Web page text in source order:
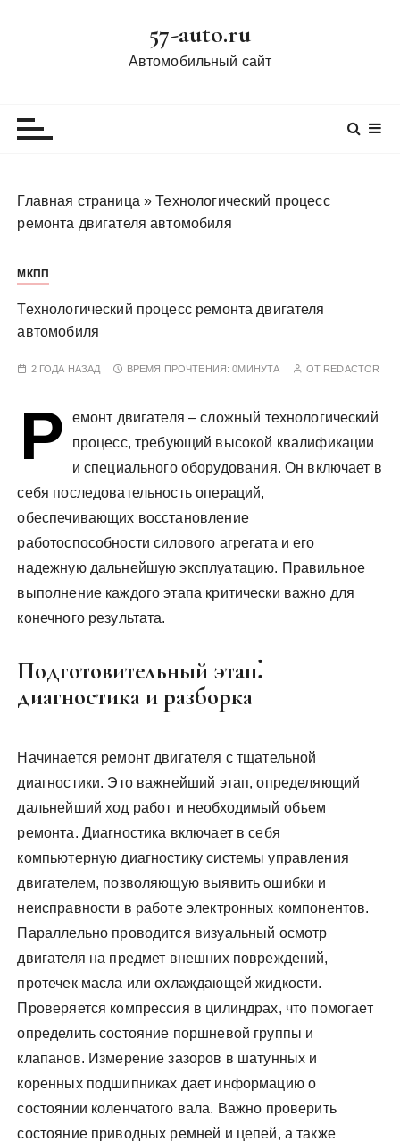
57-auto.ru
Автомобильный сайт
Главная страница »Технологический процесс
ремонта двигателя автомобиля
МКПП
Технологический процесс ремонта двигателя
автомобиля
2 ГОДА НАЗАД ВРЕМЯ ПРОЧТЕНИЯ:0МИНУТА ОТ REDACTOR
Р
емонт двигателя – сложный технологический
процесс, требующий высокой квалификации
и специального оборудования. Он включает в
себя последовательность операций,
обеспечивающих восстановление
работоспособности силового агрегата и его
надежную дальнейшую эксплуатацию. Правильное
выполнение каждого этапа критически важно для
конечного результата.
Подготовительный этап⁚
диагностика и разборка
Начинается ремонт двигателя с тщательной
диагностики. Это важнейший этап, определяющий
дальнейший ход работ и необходимый объем
ремонта. Диагностика включает в себя
компьютерную диагностику системы управления
двигателем, позволяющую выявить ошибки и
неисправности в работе электронных компонентов.
Параллельно проводится визуальный осмотр
двигателя на предмет внешних повреждений,
протечек масла или охлаждающей жидкости.
Проверяется компрессия в цилиндрах, что помогает
определить состояние поршневой группы и
клапанов. Измерение зазоров в шатунных и
коренных подшипниках дает информацию о
состоянии коленчатого вала. Важно проверить
состояние приводных ремней и цепей, а также